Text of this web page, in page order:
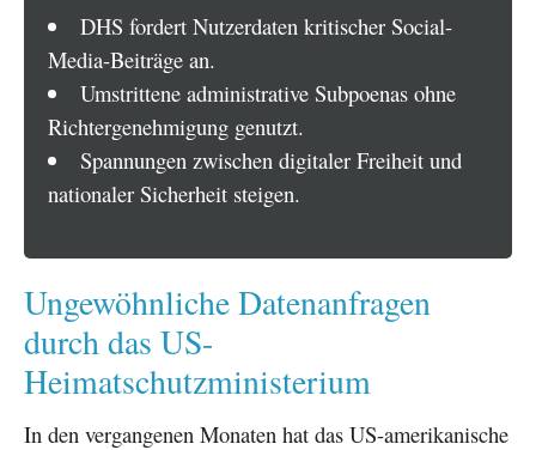
DHS fordert Nutzerdaten kritischer Social-
Media-Beiträge an.
Umstrittene administrative Subpoenas ohne
Richtergenehmigung genutzt.
Spannungen zwischen digitaler Freiheit und
nationaler Sicherheit steigen.
Ungewöhnliche Datenanfragen
durch das US-
Heimatschutzministerium
In den vergangenen Monaten hat das US-amerikanische